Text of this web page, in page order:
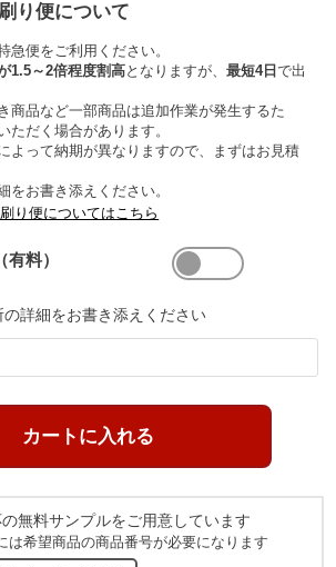
り便について
急便をご利用ください。
1.5～2倍程度割高となりますが、最短4日で出
商品など一部商品は追加作業が発生するた
ただく場合があります。
よって納期が異なりますので、まずはお見積
をお書き添えください。
り便についてはこちら
料）
詳細をお書き添えください
無料サンプルをご用意しています
は希望商品の商品番号が必要になります